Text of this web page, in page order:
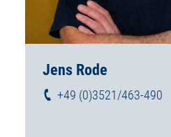
Jens Rode
+49 (0)3521/463-490